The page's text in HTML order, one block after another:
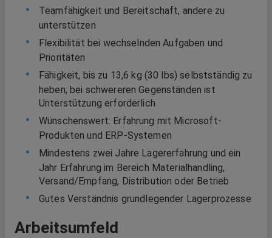
Teamfähigkeit und Bereitschaft, andere zu
unterstützen
Flexibilität bei wechselnden Aufgaben und
Prioritäten
Fähigkeit, bis zu 13,6 kg (30 lbs) selbstständig zu
heben; bei schwereren Gegenständen ist
Unterstützung erforderlich
Wünschenswert: Erfahrung mit Microsoft-
Produkten und ERP-Systemen
Mindestens zwei Jahre Lagererfahrung und ein
Jahr Erfahrung im Bereich Materialhandling,
Versand/Empfang, Distribution oder Betrieb
Gutes Verständnis grundlegender Lagerprozesse
Arbeitsumfeld